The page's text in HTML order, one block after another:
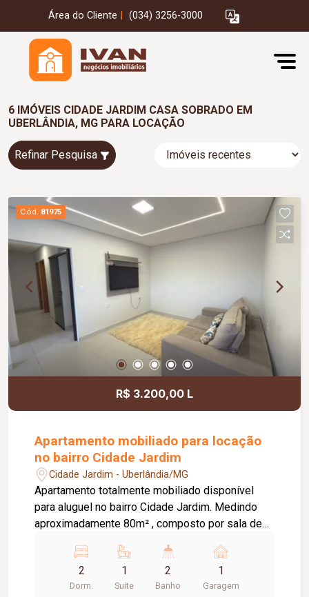
Área do Cliente (034) 3256-3000
6 IMÓVEIS CIDADE JARDIM CASA SOBRADO EM
UBERLÂNDIA, MG PARA LOCAÇÃO
Refinar Pesquisa
Cód. 81975
R$ 3.200,00 L
Apartamento mobiliado para locação
no bairro Cidade Jardim
Cidade Jardim - Uberlândia/MG
Apartamento totalmente mobiliado disponível
para aluguel no bairro Cidade Jardim. Medindo
aproximadamente 80m² , composto por sala de
e, com balcão em granito, dois quartos sendo
uma suíte com ar condicionado, e uma vaga de
garagem.
2
Dorm.
1
Suite
2
Banho
1
Garagem